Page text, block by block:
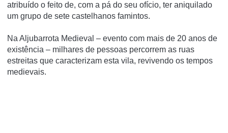
atribuído o feito de, com a pá do seu ofício, ter aniquilado
um grupo de sete castelhanos famintos.
Na Aljubarrota Medieval – evento com mais de 20 anos de
existência – milhares de pessoas percorrem as ruas
estreitas que caracterizam esta vila, revivendo os tempos
medievais.